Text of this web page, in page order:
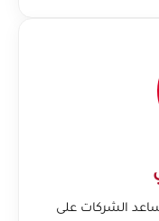
الشركات على